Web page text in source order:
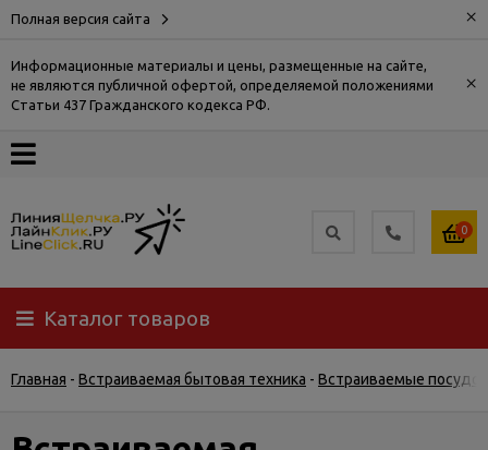
Полная версия сайта ×
Информационные материалы и цены, размещенные на сайте,
не являются публичной офертой, определяемой положениями
Статьи 437 Гражданского кодекса РФ.
×
О
Доставка
Самовывоз
Гарантия
0
Каталог товаров
Главная - Встраиваемая бытовая техника - Встраиваемые